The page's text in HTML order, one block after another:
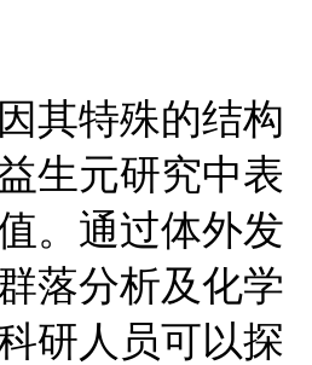
其特殊的结构
生元研究中表
。通过体外发
落分析及化学
研人员可以探